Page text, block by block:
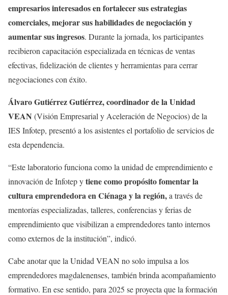
empresarios interesados en fortalecer sus estrategias
comerciales, mejorar sus habilidades de negociación y
aumentar sus ingresos. Durante la jornada, los participantes
recibieron capacitación especializada en técnicas de ventas
efectivas, fidelización de clientes y herramientas para cerrar
negociaciones con éxito.
Álvaro Gutiérrez Gutiérrez, coordinador de la Unidad
VEAN (Visión Empresarial y Aceleración de Negocios) de la
IES Infotep, presentó a los asistentes el portafolio de servicios de
esta dependencia.
“Este laboratorio funciona como la unidad de emprendimiento e
innovación de Infotep ytiene como propósito fomentar la
cultura emprendedora en Ciénaga y la región,a través de
mentorías especializadas, talleres, conferencias y ferias de
emprendimiento que visibilizan a emprendedores tanto internos
como externos de la institución”, indicó.
Cabe anotar que la Unidad VEAN no solo impulsa a los
emprendedores magdalenenses, también brinda acompañamiento
formativo. En ese sentido, para 2025 se proyecta que la formación